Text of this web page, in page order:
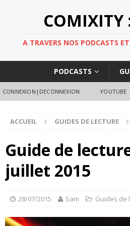
COMIXITY
A TRAVERS NOS PODCASTS
PODCASTS
CONNEXION|DECONNEXION YOUTUBE
ACCUEIL GUIDES DE LECTURE
Guide de
juillet 2015
28/07/2015 Sam Guides de